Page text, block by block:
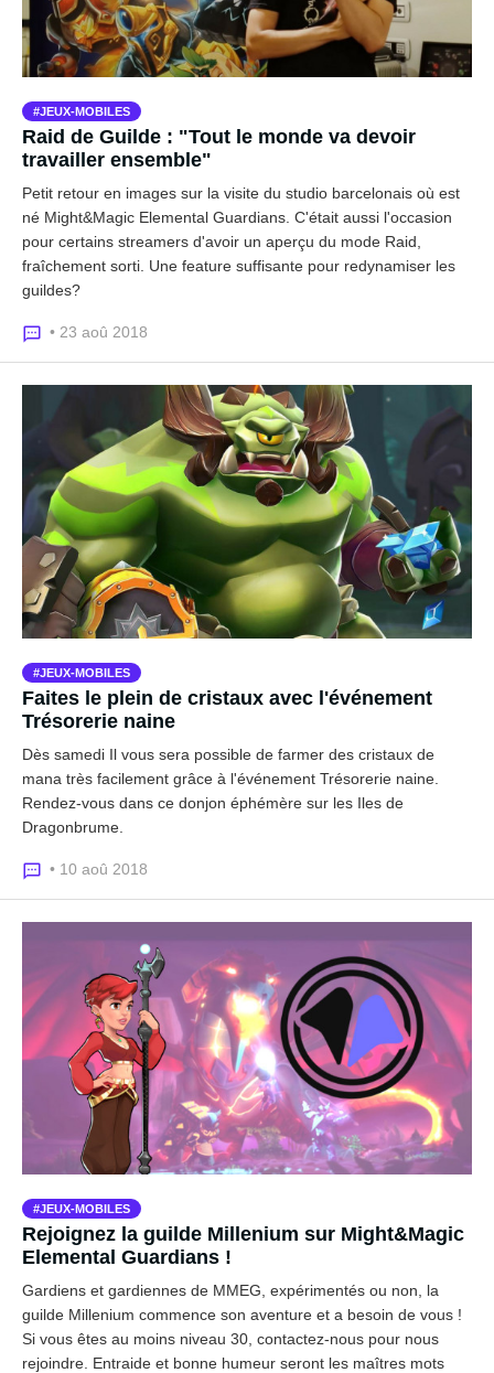
JEUX-MOBILES
Raid de Guilde : "Tout le monde va devoir
travailler ensemble"
Petit retour en images sur la visite du studio barcelonais où est
né Might&Magic Elemental Guardians. C'était aussi l'occasion
pour certains streamers d'avoir un aperçu du mode Raid,
fraîchement sorti. Une feature suffisante pour redynamiser les
guildes?
• 23 aoû 2018
JEUX-MOBILES
Faites le plein de cristaux avec l'événement
Trésorerie naine
Dès samedi Il vous sera possible de farmer des cristaux de
mana très facilement grâce à l'événement Trésorerie naine.
Rendez-vous dans ce donjon éphémère sur les Iles de
Dragonbrume.
• 10 aoû 2018
JEUX-MOBILES
Rejoignez la guilde Millenium sur Might&Magic
Elemental Guardians !
Gardiens et gardiennes de MMEG, expérimentés ou non, la
guilde Millenium commence son aventure et a besoin de vous !
Si vous êtes au moins niveau 30, contactez-nous pour nous
rejoindre. Entraide et bonne humeur seront les maîtres mots